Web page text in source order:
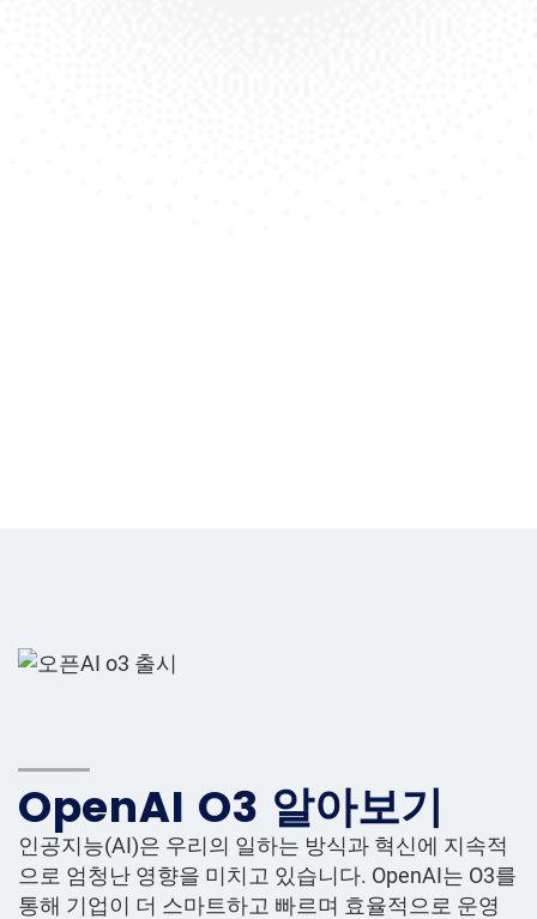
OpenAI O3 알아보기
인공지능(AI)은 우리의 일하는 방식과 혁신에 지속적
으로 엄청난 영향을 미치고 있습니다. OpenAI는 O3를
통해 기업이 더 스마트하고 빠르며 효율적으로 운영